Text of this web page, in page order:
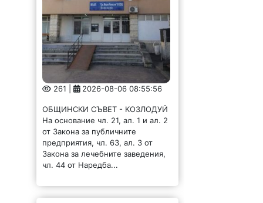
261 | 2026-08-06 08:55:56
ОБЩИНСКИ СЪВЕТ - КОЗЛОДУЙ
На основание чл. 21, ал. 1 и ал. 2
от Закона за публичните
предприятия, чл. 63, ал. 3 от
Закона за лечебните заведения,
чл. 44 от Наредба...